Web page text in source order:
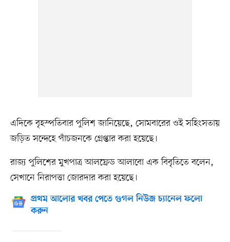
এদিকে বৃহস্পতিবার পুলিশ জানিয়েছে, সোমবারের ওই সহিংসতায়
জড়িত সন্দেহে পাঁচজনকে গ্রেপ্তার করা হয়েছে।
রাজ্য পুলিশের মুখপাত্র আলফ্রেড আলাবো এক বিবৃতিতে বলেন,
সেখানে নিরাপত্তা জোরদার করা হয়েছে।
প্রথম আলোর খবর পেতে গুগল নিউজ চ্যানেল ফলো
করুন